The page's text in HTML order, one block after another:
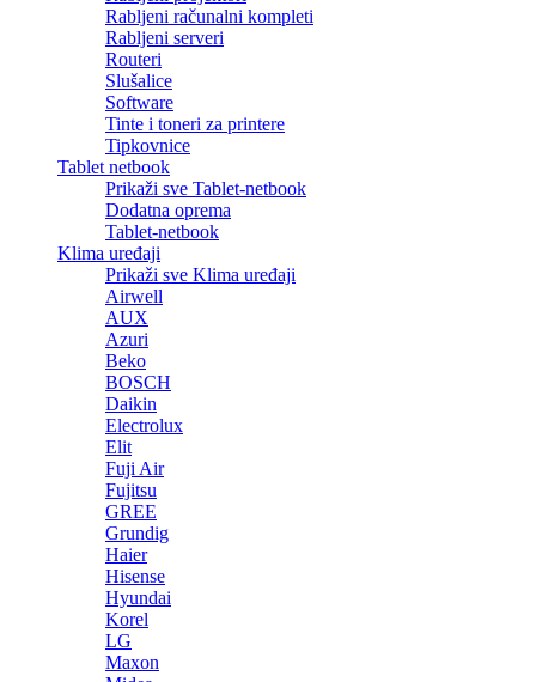
Rabljeni računalni kompleti
Rabljeni serveri
Routeri
Slušalice
Software
Tinte i toneri za printere
Tipkovnice
Tablet netbook
Prikaži sve Tablet-netbook
Dodatna oprema
Tablet-netbook
Klima uređaji
Prikaži sve Klima uređaji
Airwell
AUX
Azuri
Beko
BOSCH
Daikin
Electrolux
Elit
Fuji Air
Fujitsu
GREE
Grundig
Haier
Hisense
Hyundai
Korel
LG
Maxon